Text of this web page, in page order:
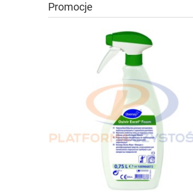
Promocje